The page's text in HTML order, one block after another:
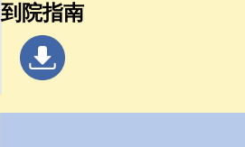
到院指南